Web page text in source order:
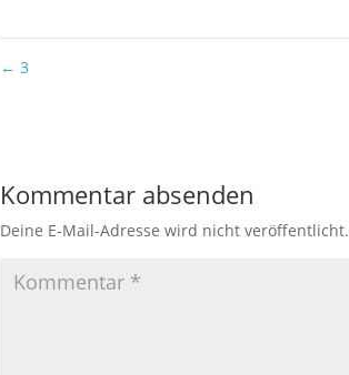
← 3
Kommentar absenden
Deine E-Mail-Adresse wird nicht veröffentlicht.